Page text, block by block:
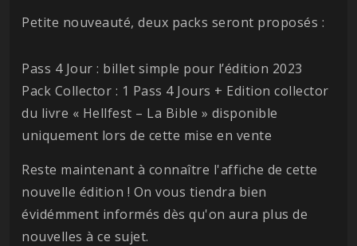
Petite nouveauté, deux packs seront proposés :
Pass 4 Jour : billet simple pour l’édition 2023
Pack Collector : 1 Pass 4 Jours + Edition collector
du livre « Hellfest – La Bible » disponible
uniquement lors de cette mise en vente
Reste maintenant à connaître l'affiche de cette
nouvelle édition ! On vous tiendra bien
évidémment informés dès qu'on aura plus de
nouvelles à ce sujet.